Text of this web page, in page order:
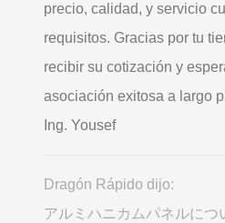
precio, calidad, y servicio
requisitos. Gracias por tu
recibir su cotización y
asociación exitosa a largo
Ing. Yousef
Dragón Rápido dijo:
アルミハニカムパネルにつ